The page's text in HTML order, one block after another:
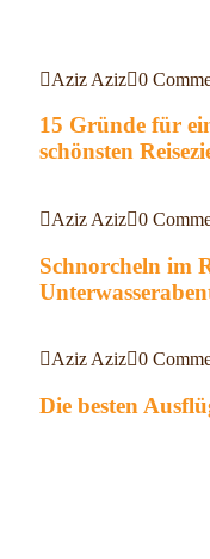
Aziz Aziz 0
15 Gründe für
schönsten
Aziz Aziz 0
Schnorcheln im
Aziz Aziz 0
Die besten